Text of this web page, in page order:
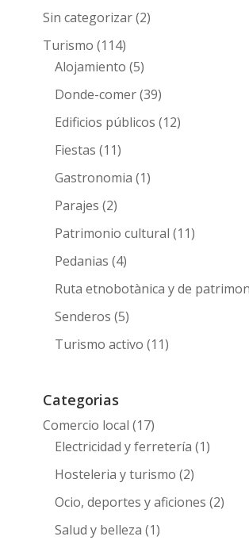
Sin categorizar(2)
Turismo (114)
Alojamiento (5)
Donde-comer(39)
Edificios públicos (12)
Fiestas (11)
Gastronomia (1)
Parajes (2)
Patrimonio cultural (11)
Pedanias (4)
Ruta etnobotànica y de
Senderos (5)
Turismo activo (11)
Categorias
Comercio local (17)
Electricidad y ferretería (1)
Hosteleria y turismo (2)
Ocio, deportes y aficiones (2)
Salud y belleza (1)